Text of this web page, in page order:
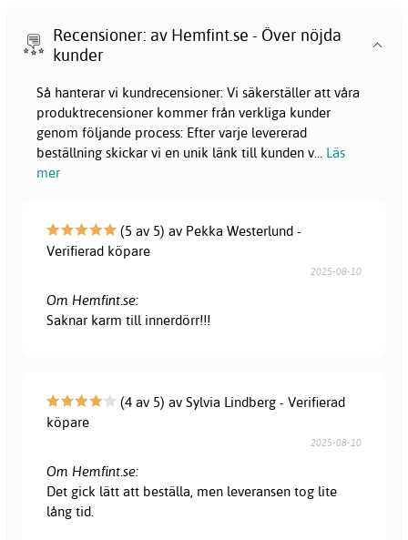
Recensioner: av Hemfint.se - Över nöjda
kunder
Så hanterar vi kundrecensioner: Vi säkerställer att våra
produktrecensioner kommer från verkliga kunder
genom följande process: Efter varje levererad
beställning skickar vi en unik länk till kunden v
Läs
mer
(5 av 5) av Pekka Westerlund -
Verifierad köpare
2025-08-10
Om Hemfint.se:
Saknar karm till innerdörr!!!
(4 av 5) av Sylvia Lindberg - Verifierad
köpare
2025-08-10
Om Hemfint.se:
Det gick lätt att beställa, men leveransen tog lite
lång tid.